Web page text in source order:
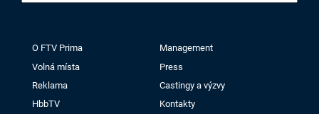
O FTV Prima
Management
Volná místa
Press
Reklama
Castingy a výzvy
HbbTV
Kontakty